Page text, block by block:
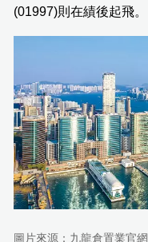
(01997)則在績後起飛。
圖片來源：九龍倉置業官網